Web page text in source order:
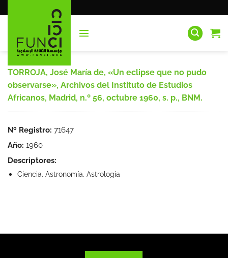
al
TORROJA, José María de, «Un eclipse que no pudo
observarse», Archivos del Instituto de Estudios
Africanos, Madrid, n.º 56, octubre 1960, s. p., BNM.
Nº Registro: 71647
Año: 1960
Descriptores:
Ciencia. Astronomía. Astrología